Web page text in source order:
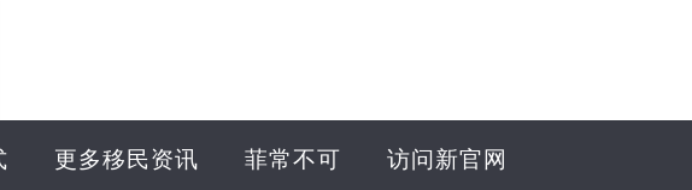
更多移民资讯 菲常不可 访问新官网